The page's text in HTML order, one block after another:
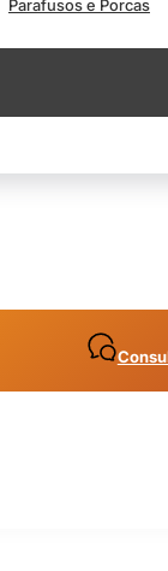
Parafusos e Porcas